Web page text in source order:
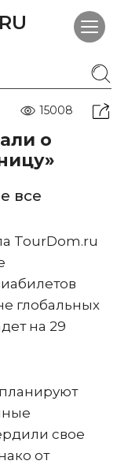
15008
о
все
TourDom.ru
глобальных
на 29
свое
от